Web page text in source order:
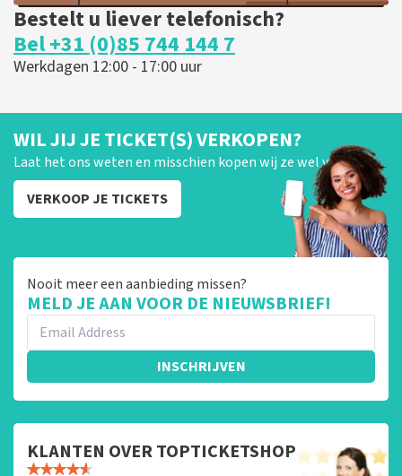
Bestelt u liever telefonisch?
Bel +31 (0)85 744 144 7
Werkdagen 12:00 - 17:00 uur
WIL JIJ JE TICKET(S) VERKOPEN?
Laat het ons weten en misschien kopen wij ze wel van je!
VERKOOP JE TICKETS
Nooit meer een aanbieding missen?
MELD JE AAN VOOR DE NIEUWSBRIEF!
INSCHRIJVEN
KLANTEN OVER TOPTICKETSHOP